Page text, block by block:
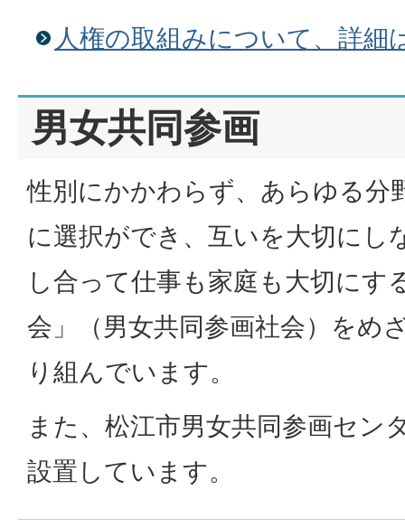
人権の取組みについて、詳細
男女共同参画
性別にかかわらず、あらゆる分
に選択ができ、互いを大切にし
し合って仕事も家庭も大切にす
会」（男女共同参画社会）をめ
り組んでいます。
また、松江市男女共同参画セン
設置しています。